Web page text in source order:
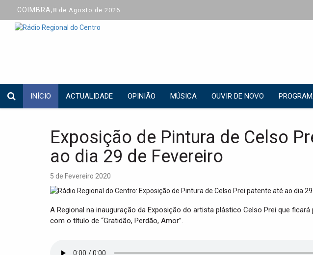
COIMBRA, 8 de Agosto de 2026
INÍCIO ACTUALIDADE OPINIÃO MÚSICA OUVIR DE NOVO
Exposição de Pintura de Celso
ao dia 29 de Fevereiro
5 de Fevereiro 2020
A Regional na inauguração da Exposição do artista plástico Celso Prei que ficará
com o título de “Gratidão, Perdão, Amor”.